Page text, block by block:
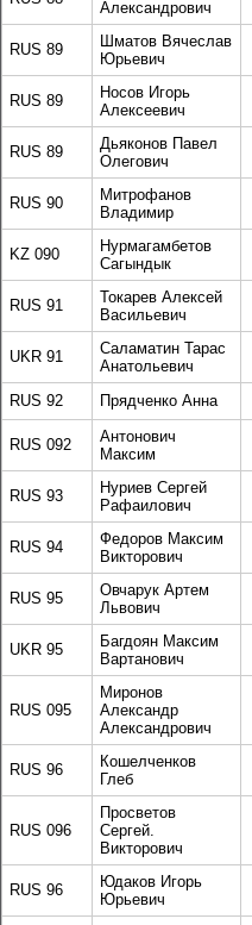
Александрович
RUS 89
Шматов Вячеслав
Юрьевич
RUS 89
Носов Игорь
Алексеевич
RUS 89
Дьяконов Павел
Олегович
RUS 90
Митрофанов
Владимир
KZ 090
Нурмагамбетов
Сагындык
RUS 91
Токарев Алексей
Васильевич
UKR 91
Саламатин Тарас
Анатольевич
RUS 92 Прядченко Анна
RUS 092
Антонович
Максим
RUS 93
Нуриев Сергей
Рафаилович
RUS 94
Федоров Максим
Викторович
RUS 95
Овчарук Артем
Львович
UKR 95
Багдоян Максим
Вартанович
RUS 095
Миронов
Александр
Александрович
RUS 96
Кошелченков
Глеб
RUS 096
Просветов
Сергей.
Викторович
RUS 96
Юдаков Игорь
Юрьевич